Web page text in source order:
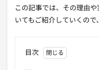
この記事では、その理由
いてもご紹介していくので
目次